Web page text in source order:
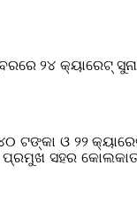
୨୪ କ୍ୟାରେଟ୍
ଟଙ୍କା ଓ ୨୨
ସହର